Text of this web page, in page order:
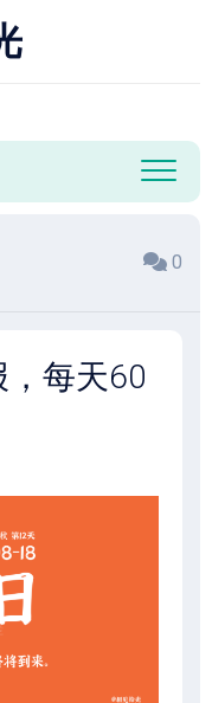
0
每天60